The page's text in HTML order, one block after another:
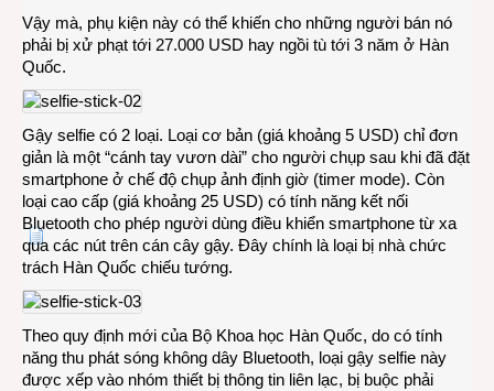
Vậy mà, phụ kiện này có thể khiến cho những người bán nó
phải bị xử phạt tới 27.000 USD hay ngồi tù tới 3 năm ở Hàn
Quốc.
Gậy selfie có 2 loại. Loại cơ bản (giá khoảng 5 USD) chỉ đơn
giản là một “cánh tay vươn dài” cho người chụp sau khi đã đặt
smartphone ở chế độ chụp ảnh định giờ (timer mode). Còn
loại cao cấp (giá khoảng 25 USD) có tính năng kết nối
Bluetooth cho phép người dùng điều khiển smartphone từ xa
qua các nút trên cán cây gậy. Đây chính là loại bị nhà chức
trách Hàn Quốc chiếu tướng.
Theo quy định mới của Bộ Khoa học Hàn Quốc, do có tính
năng thu phát sóng không dây Bluetooth, loại gậy selfie này
được xếp vào nhóm thiết bị thông tin liên lạc, bị buộc phải